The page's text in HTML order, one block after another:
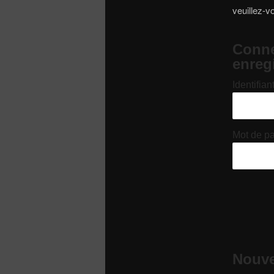
veuillez-
Mot de